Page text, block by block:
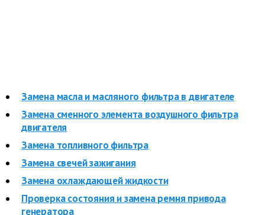
Замена масла и масляного фильтра в двигателе
Замена сменного элемента воздушного фильтра
двигателя
Замена топливного фильтра
Замена свечей зажигания
Замена охлаждающей жидкости
Проверка состояния и замена ремня привода
генератора